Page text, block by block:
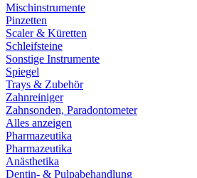
Mischinstrumente
Pinzetten
Scaler & Küretten
Schleifsteine
Sonstige Instrumente
Spiegel
Trays & Zubehör
Zahnreiniger
Zahnsonden, Paradontometer
Alles anzeigen
Pharmazeutika
Pharmazeutika
Anästhetika
Dentin- & Pulpabehandlung